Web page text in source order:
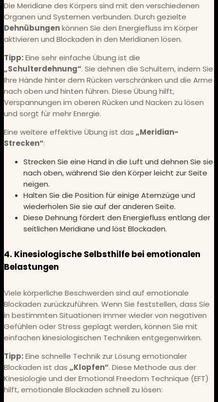
Die Meridiane des Körpers sind mit den verschiedenen
Organen und Systemen verbunden. Durch gezielte
Dehnübungenkönnen Sie den Energiefluss im Körper
aktivieren und Blockaden in den Meridianen lösen.
Tipp:Eine sehr einfache Übung ist die
„Schulterdehnung“. Sie dehnen die Schultern, indem Sie
Ihre Hände hinter dem Rücken verschränken und die Arme
nach oben und hinten führen. Diese Übung hilft,
Verspannungen im oberen Rücken und Nacken zu lösen
und sorgt für mehr Energie.
Eine weitere effektive Übung ist das „Meridian-
Strecken“:
Strecken Sie eine Hand in die Luft und dehnen Sie sie
nach oben, während Sie den Körper leicht zur Seite
neigen.
Halten Sie die Position für einige Atemzüge und
wiederholen Sie sie auf der anderen Seite.
Diese Dehnung fördert den Energiefluss entlang der
seitlichen Meridiane und löst Blockaden.
4. Kinesiologische Selbsthilfe bei emotionalen
Belastungen
Viele körperliche Beschwerden sind auf emotionale
Blockaden zurückzuführen. Wenn Sie feststellen, dass Sie
in bestimmten Situationen immer wieder von negativen
Gefühlen oder Stress geplagt werden, können Sie mit
einfachen kinesiologischen Techniken entgegenwirken.
Tipp:Eine schnelle Technik zur Lösung emotionaler
Blockaden ist das „Klopfen“. Diese Methode aus der
Kinesiologie und der Emotional Freedom Technique (EFT)
hilft, emotionale Blockaden schnell zu lösen: